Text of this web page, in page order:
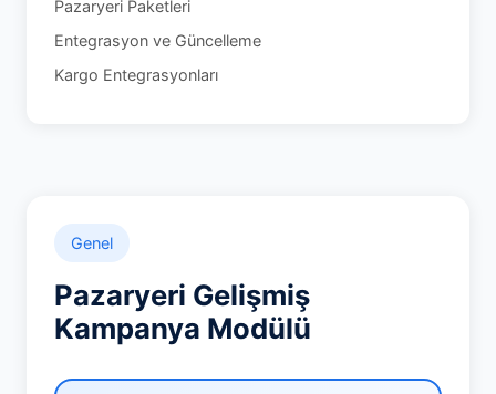
Pazaryeri Paketleri
Entegrasyon ve Güncelleme
Kargo Entegrasyonları
Genel
Pazaryeri Gelişmiş
Kampanya Modülü